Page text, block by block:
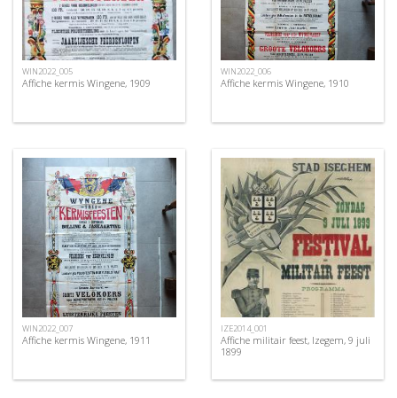
WIN2022_005
Affiche kermis Wingene, 1909
WIN2022_006
Affiche kermis Wingene, 1910
WIN2022_007
Affiche kermis Wingene, 1911
IZE2014_001
Affiche militair feest, Izegem, 9 juli
1899